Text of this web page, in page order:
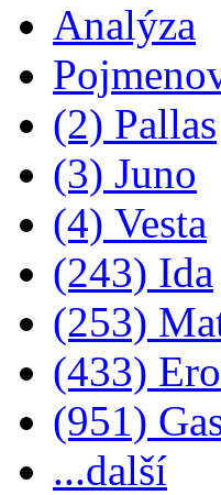
Analýza
(2) Pallas
(3) Juno
(4) Vesta
(243) Ida
(253)
(433)
(951)
...další